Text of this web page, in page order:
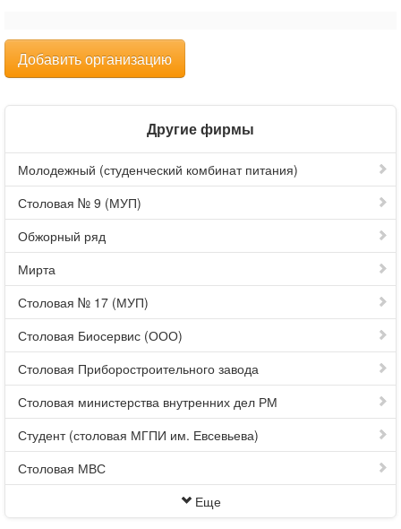
Добавить организацию
Другие фирмы
Молодежный (студенческий комбинат питания)
Столовая № 9 (МУП)
Обжорный ряд
Мирта
Столовая № 17 (МУП)
Столовая Биосервис (ООО)
Столовая Приборостроительного завода
Столовая министерства внутренних дел РМ
Студент (столовая МГПИ им. Евсевьева)
Столовая МВС
Еще